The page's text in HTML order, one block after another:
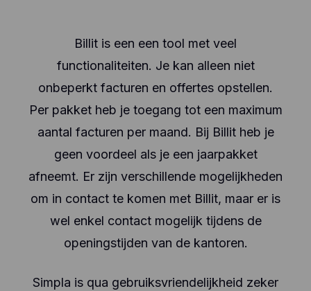
Billit is een een tool met veel
functionaliteiten. Je kan alleen niet
onbeperkt facturen en offertes opstellen.
Per pakket heb je toegang tot een maximum
aantal facturen per maand. Bij Billit heb je
geen voordeel als je een jaarpakket
afneemt. Er zijn verschillende mogelijkheden
om in contact te komen met Billit, maar er is
wel enkel contact mogelijk tijdens de
openingstijden van de kantoren.
Simpla is qua gebruiksvriendelijkheid zeker